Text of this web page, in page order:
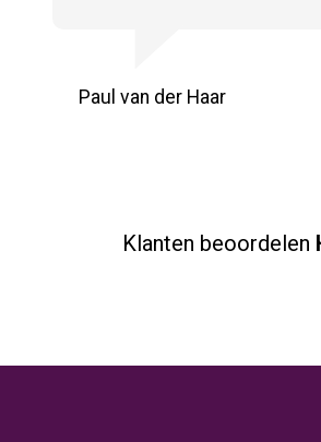
Paul van der Haar
Klanten beoordelen